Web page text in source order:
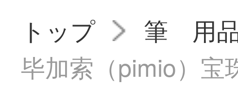
トップ
筆 用
毕加索（pimio）宝